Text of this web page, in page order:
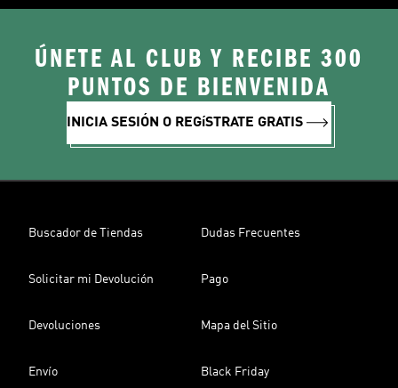
ÚNETE AL CLUB Y RECIBE 300
PUNTOS DE BIENVENIDA
INICIA SESIÓN O REGíSTRATE GRATIS
Buscador de Tiendas Dudas Frecuentes
Solicitar mi Devolución Pago
Devoluciones Mapa del Sitio
Envío Black Friday